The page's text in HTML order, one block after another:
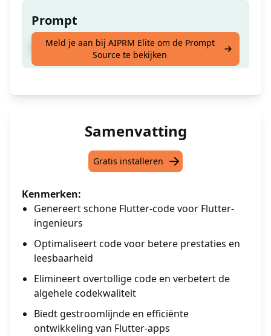
Prompt
Maak schone Flutter-code
Meld je aan bij AIPRM Elite om de Prompt
Source te bekijken
Samenvatting
Gratis installeren
Kenmerken:
Genereert schone Flutter-code voor Flutter-
ingenieurs
Optimaliseert code voor betere prestaties en
leesbaarheid
Elimineert overtollige code en verbetert de
algehele codekwaliteit
Biedt gestroomlijnde en efficiënte
ontwikkeling van Flutter-apps